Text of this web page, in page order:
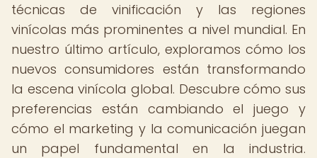
técnicas de vinificación y las regiones
vinícolas más prominentes a nivel mundial. En
nuestro último artículo, exploramos cómo los
nuevos consumidores están transformando
la escena vinícola global. Descubre cómo sus
preferencias están cambiando el juego y
cómo el marketing y la comunicación juegan
un papel fundamental en la industria.